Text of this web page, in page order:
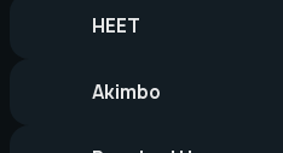
HEET
Akimbo